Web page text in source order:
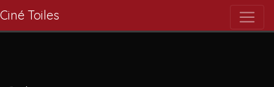
Ciné Toiles